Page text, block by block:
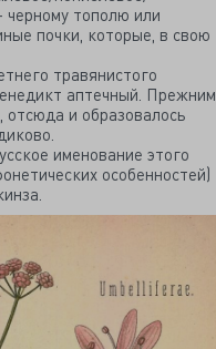
черному тополю или
почки, которые, в свою
травянистого
аптечный. Прежним
и образовалось
именование этого
особенностей)